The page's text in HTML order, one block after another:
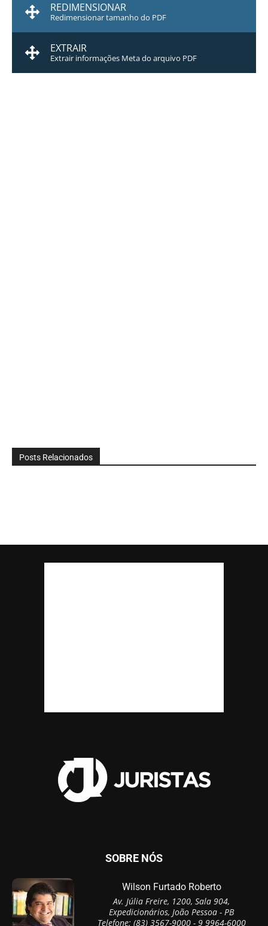
REDIMENSIONAR
Redimensionar tamanho do PDF
EXTRAIR
Extrair informações Meta do arquivo PDF
Posts Relacionados
SOBRE NÓS
Wilson Furtado Roberto
Av. Júlia Freire, 1200, Sala 904,
Expedicionários, João Pessoa - PB
Telefone: (83) 3567-9000 - 9 9964-6000